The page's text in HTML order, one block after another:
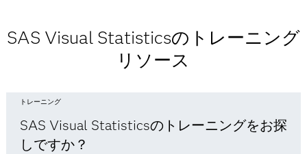
SAS Visual Statisticsのトレーニング
リソース
トレーニング
SAS Visual Statisticsのトレーニングをお探
しですか？